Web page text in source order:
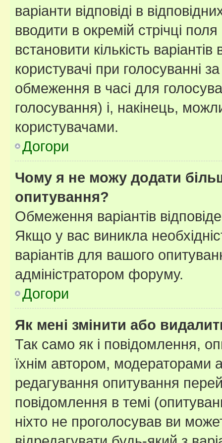
варіанти відповіді в
вводити в окремій стрічці
встановити кількість
користувачі при голосуванні
обмеження в часі для
голосування) і, накінець,
користувачами.
Догори
Чому я не можу додати
опитування?
Обмеження варіантів
Якщо у вас виникла
варіантів для вашого
адміністратором форуму.
Догори
Як мені змінити або
Так само як і повідомлення,
їхнім автором, модераторами
редагування опитування
повідомлення в темі
ніхто не проголосував ви